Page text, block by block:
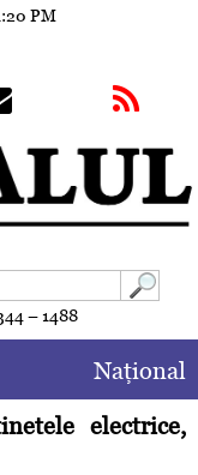
PM
– 1488
Naţional
electrice,